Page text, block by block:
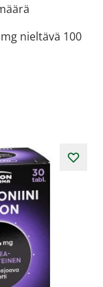
nieltävä 100